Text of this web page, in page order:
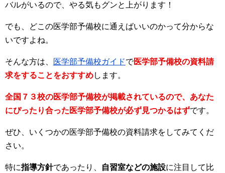
バルがいるので、やる気もグンと上がります！
でも、どこの医学部予備校に通えばいいのかって分からな
いですよね。
そんな方は、 医学部予備校ガイドで医学部予備校の資料請
求をすることをおすすめします。
全国７３校の医学部予備校が掲載されているので、あなた
にぴったり合った医学部予備校が必ず見つかるはずです。
ぜひ、いくつかの医学部予備校の資料請求をしてみてくだ
さい。
特に指導方針であったり、 自習室などの施設に注目して比